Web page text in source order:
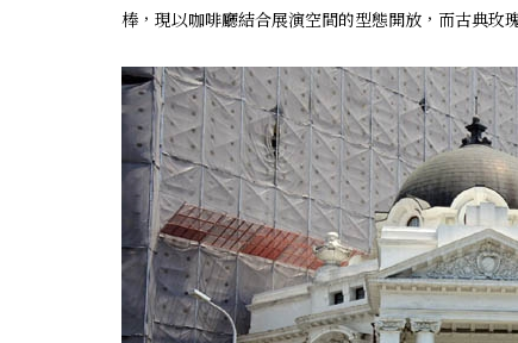
棒，現以咖啡廳結合展演空間的型態開放，而古典玫